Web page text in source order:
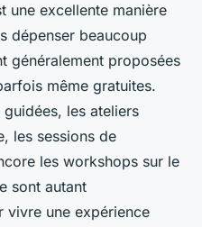
une excellente manière
dépenser beaucoup
généralement proposées
même gratuites.
les ateliers
les sessions de
les workshops sur le
sont autant
vivre une expérience